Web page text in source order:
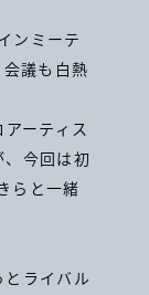
ンミーテ
議も白熱
ーティス
今回は初
らと一緒
ライバル